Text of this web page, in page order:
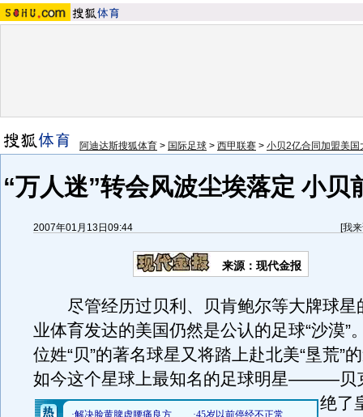
阿迪达斯搜狐体育 > 国际足球 > 西甲联赛 > 小贝2亿合同加盟美国
“万人迷”转会风波尘埃落定 小贝
2007年01月13日09:44 [我
来源：现代金报
尽管经历过贝利、贝肯鲍尔等大牌球星
业体育发达的美国仍然是公认的足球“沙漠”
位姓“贝”的著名球星又将踏上赴北美“垦荒”
如今这个星球上最知名的足球明星———贝
绝了